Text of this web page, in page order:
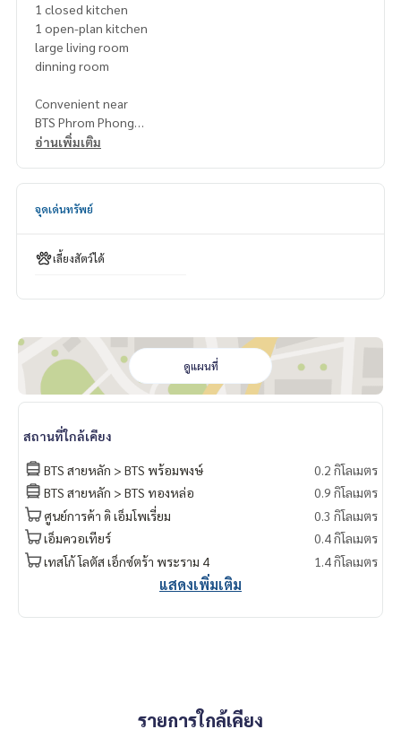
1 closed kitchen
1 open-plan kitchen
large living room
dinning room
Convenient near
BTS Phrom Phong
The Emquartier : 300 m.
My Celebrity., Co., ltd . Real Estate Agency.
Service You Can Trust
อ่านเพิ่มเติม
จุดเด่นทรัพย์
เลี้ยงสัตว์ได้
ดูแผนที่
สถานที่ใกล้เคียง
BTS สายหลัก > BTS พร้อมพงษ์
0.2 กิโลเมตร
BTS สายหลัก > BTS ทองหล่อ
0.9 กิโลเมตร
ศูนย์การค้า ดิ เอ็มโพเรี่ยม
0.3 กิโลเมตร
เอ็มควอเทียร์
0.4 กิโลเมตร
เทสโก้ โลตัส เอ็กซ์ตร้า พระราม 4
1.4 กิโลเมตร
แสดงเพิ่มเติม
รายการใกล้เคียง